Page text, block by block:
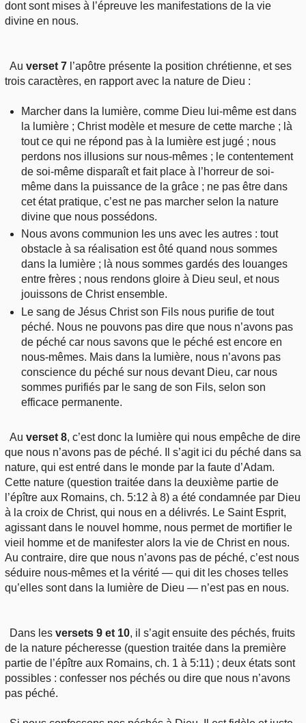
dont sont mises à l’épreuve les manifestations de la vie
divine en nous.
Auverset 7 l’apôtre présente la position chrétienne, et ses
trois caractères, en rapport avec la nature de Dieu :
Marcher dans la lumière, comme Dieu lui-même est dans
la lumière ; Christ modèle et mesure de cette marche ; là
tout ce qui ne répond pas à la lumière est jugé ; nous
perdons nos illusions sur nous-mêmes ; le contentement
de soi-même disparaît et fait place à l’horreur de soi-
même dans la puissance de la grâce ; ne pas être dans
cet état pratique, c’est ne pas marcher selon la nature
divine que nous possédons.
Nous avons communion les uns avec les autres : tout
obstacle à sa réalisation est ôté quand nous sommes
dans la lumière ; là nous sommes gardés des louanges
entre frères ; nous rendons gloire à Dieu seul, et nous
jouissons de Christ ensemble.
Le sang de Jésus Christ son Fils nous purifie de tout
péché. Nous ne pouvons pas dire que nous n’avons pas
de péché car nous savons que le péché est encore en
nous-mêmes. Mais dans la lumière, nous n’avons pas
conscience du péché sur nous devant Dieu, car nous
sommes purifiés par le sang de son Fils, selon son
efficace permanente.
Auverset 8, c’est donc la lumière qui nous empêche de dire
que nous n’avons pas de péché. Il s’agit ici du péché dans sa
nature, qui est entré dans le monde par la faute d’Adam.
Cette nature (question traitée dans la deuxième partie de
l’épître aux Romains, ch. 5:12 à 8) a été condamnée par Dieu
à la croix de Christ, qui nous en a délivrés. Le Saint Esprit,
agissant dans le nouvel homme, nous permet de mortifier le
vieil homme et de manifester alors la vie de Christ en nous.
Au contraire, dire que nous n’avons pas de péché, c’est nous
séduire nous-mêmes et la vérité — qui dit les choses telles
qu’elles sont dans la lumière de Dieu — n’est pas en nous.
Dans lesversets 9 et 10, il s’agit ensuite des péchés, fruits
de la nature pécheresse (question traitée dans la première
partie de l’épître aux Romains, ch. 1 à 5:11) ; deux états sont
possibles : confesser nos péchés ou dire que nous n’avons
pas péché.